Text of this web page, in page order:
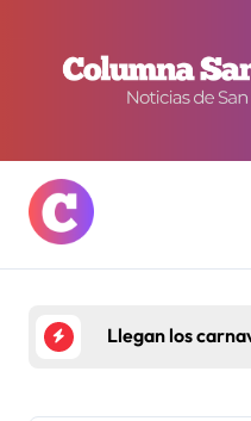
contenido
Llegan los